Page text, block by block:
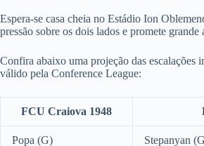
Espera-se casa cheia no Estádio Ion
pressão sobre os dois lados e promete grande
Confira abaixo uma projeção das escalações
válido pela Conference League:
FCU Craiova 1948
Popa (G) Stepanyan